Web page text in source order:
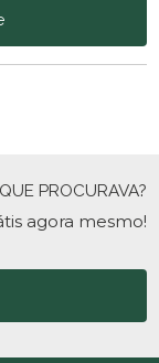
PROCURAVA?
agora mesmo!